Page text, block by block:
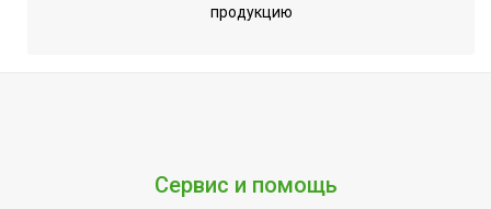
продукцию
Сервис и помощь